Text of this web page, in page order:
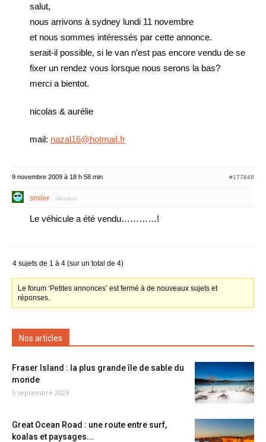
salut,
nous arrivons à sydney lundi 11 novembre
et nous sommes intéressés par cette annonce.
serait-il possible, si le van n’est pas encore vendu de se
fixer un rendez vous lorsque nous serons la bas?
merci a bientot.
nicolas & aurélie
mail: nazal16@hotmail.fr
9 novembre 2009 à 18 h 58 min #177848
smiler Membre
Le véhicule a été vendu…………!
4 sujets de 1 à 4 (sur un total de 4)
Le forum ‘Petites annonces’ est fermé à de nouveaux sujets et
réponses.
Nos articles
Fraser Island : la plus grande île de sable du
monde
5 septembre 2023
Great Ocean Road : une route entre surf,
koalas et paysages...